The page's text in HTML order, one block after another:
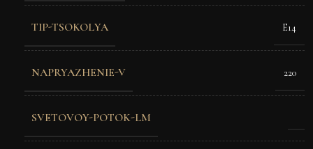
TIP-TSOKOLYA E14
NAPRYAZHENIE-V 220
SVETOVOY-POTOK-LM